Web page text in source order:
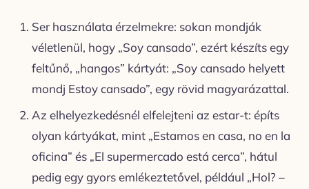
Ser használata érzelmekre: sokan mondják
véletlenül, hogy „Soy cansado”, ezért készíts egy
feltűnő, „hangos” kártyát: „Soy cansado helyett
mondj Estoy cansado”, egy rövid magyarázattal.
Az elhelyezkedésnél elfelejteni az estar-t: építs
olyan kártyákat, mint „Estamos en casa, no en la
oficina” és „El supermercado está cerca”, hátul
pedig egy gyors emlékeztetővel, például „Hol? –